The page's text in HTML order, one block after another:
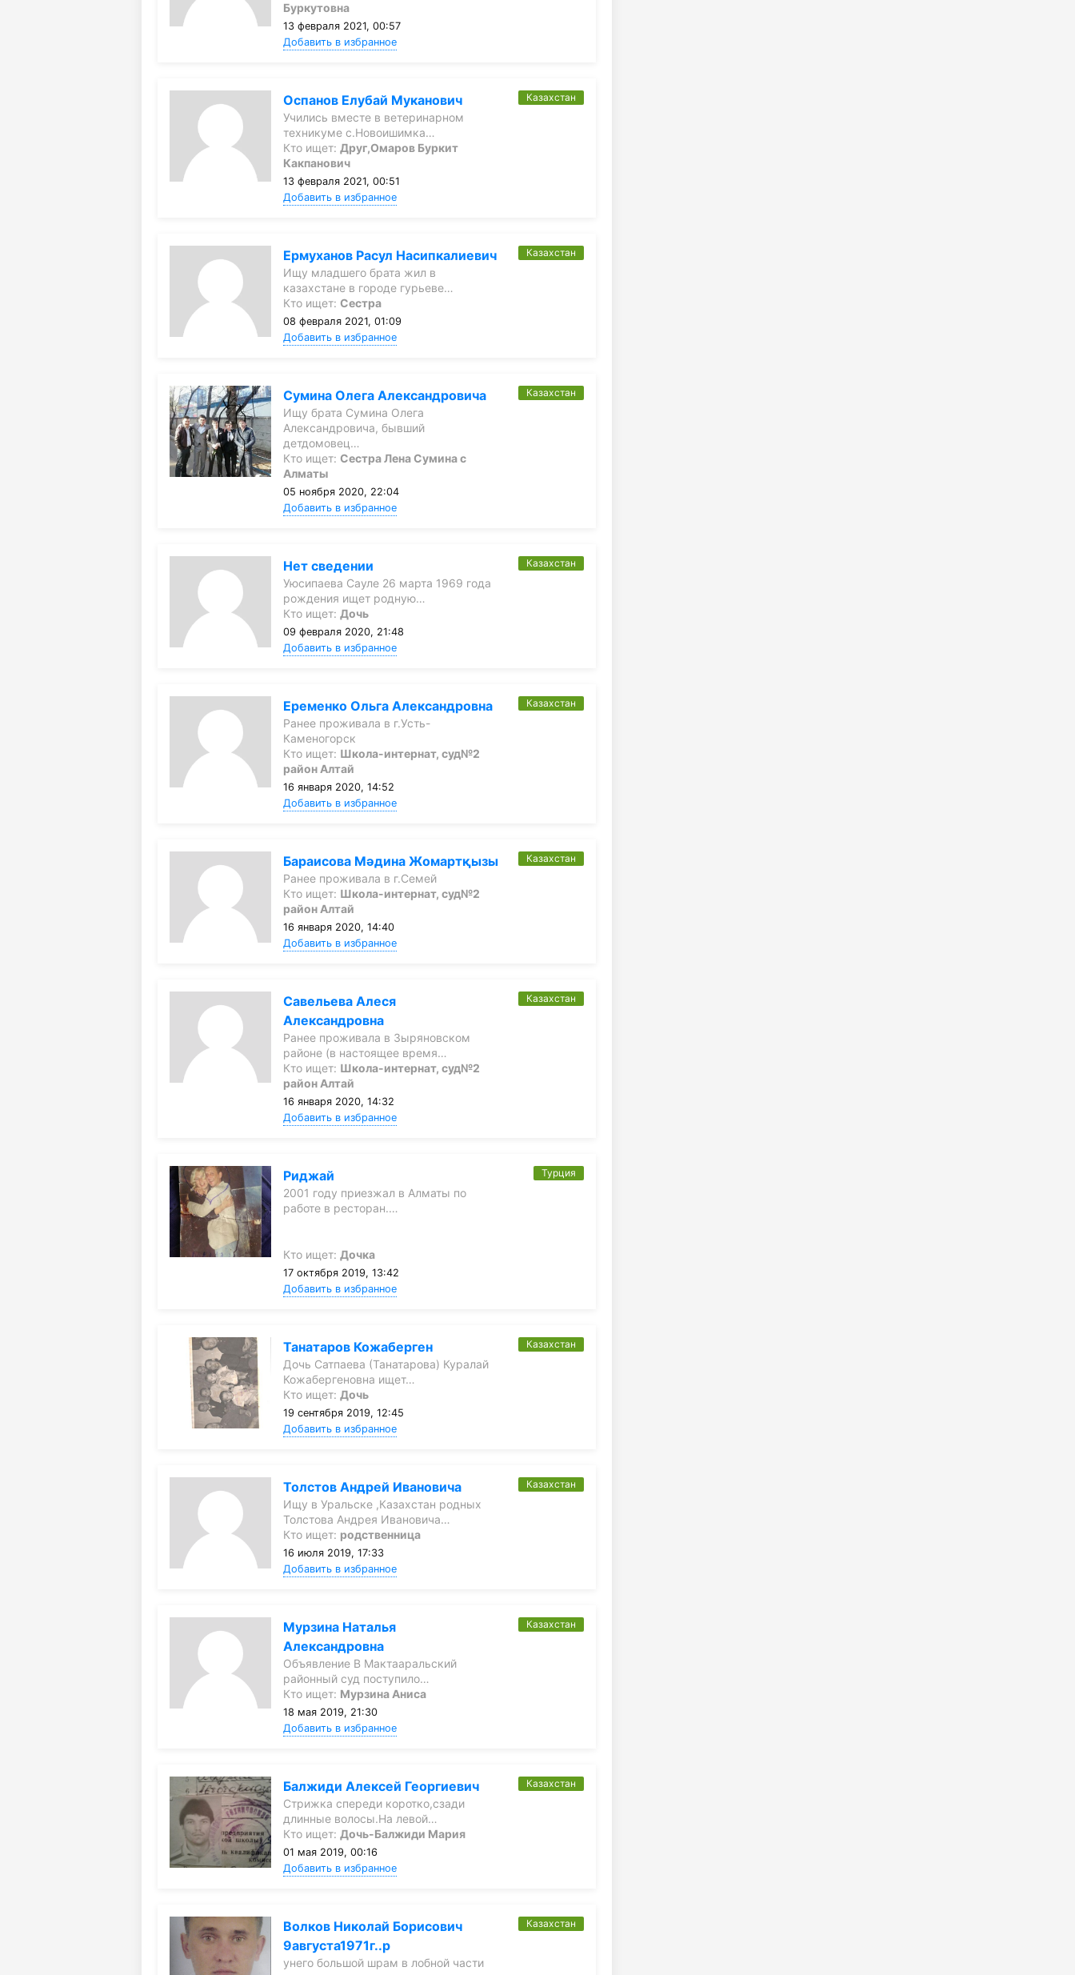
Буркутовна
13 февраля 2021, 00:57
Добавить в избранное
Оспанов Елубай Муканович
Учились вместе в ветеринарном
техникуме с.Новоишимка…
Кто ищет:Друг,Омаров Буркит
Какпанович
13 февраля 2021, 00:51
Добавить в избранное
Казахстан
Ермуханов Расул Насипкалиевич
Ищу младшего брата жил в
казахстане в городе гурьеве…
Кто ищет:Сестра
08 февраля 2021, 01:09
Добавить в избранное
Казахстан
Сумина Олега Александровича
Ищу брата Сумина Олега
Александровича, бывший
детдомовец…
Кто ищет:Сестра Лена Сумина с
Алматы
05 ноября 2020, 22:04
Добавить в избранное
Казахстан
Нет сведении
Уюсипаева Сауле 26 марта 1969 года
рождения ищет родную…
Кто ищет:Дочь
09 февраля 2020, 21:48
Добавить в избранное
Казахстан
Еременко Ольга Александровна
Ранее проживала в г.Усть-
Каменогорск
Кто ищет: Школа-интернат, суд№2
район Алтай
16 января 2020, 14:52
Добавить в избранное
Казахстан
Бараисова Мәдина Жомартқызы
Ранее проживала в г.Семей
Кто ищет: Школа-интернат, суд№2
район Алтай
16 января 2020, 14:40
Добавить в избранное
Казахстан
Савельева Алеся
Александровна
Ранее проживала в Зыряновском
районе (в настоящее время…
Кто ищет: Школа-интернат, суд№2
район Алтай
16 января 2020, 14:32
Добавить в избранное
Казахстан
Риджай
2001 году приезжал в Алматы по
работе в ресторан.…
Кто ищет:Дочка
17 октября 2019, 13:42
Добавить в избранное
Турция
Танатаров Кожаберген
Дочь Сатпаева (Танатарова) Куралай
Кожабергеновна ищет…
Кто ищет:Дочь
19 сентября 2019, 12:45
Добавить в избранное
Казахстан
Толстов Андрей Ивановича
Ищу в Уральске ,Казахстан родных
Толстова Андрея Ивановича…
Кто ищет: родственница
16 июля 2019, 17:33
Добавить в избранное
Казахстан
Мурзина Наталья
Александровна
Объявление В Мактааральский
районный суд поступило…
Кто ищет: Мурзина Аниса
18 мая 2019, 21:30
Добавить в избранное
Казахстан
Балжиди Алексей Георгиевич
Стрижка спереди коротко,сзади
длинные волосы.На левой…
Кто ищет:Дочь-Балжиди Мария
01 мая 2019, 00:16
Добавить в избранное
Казахстан
Волков Николай Борисович
9августа1971г..р
унего большой шрам в лобной части
Казахстан